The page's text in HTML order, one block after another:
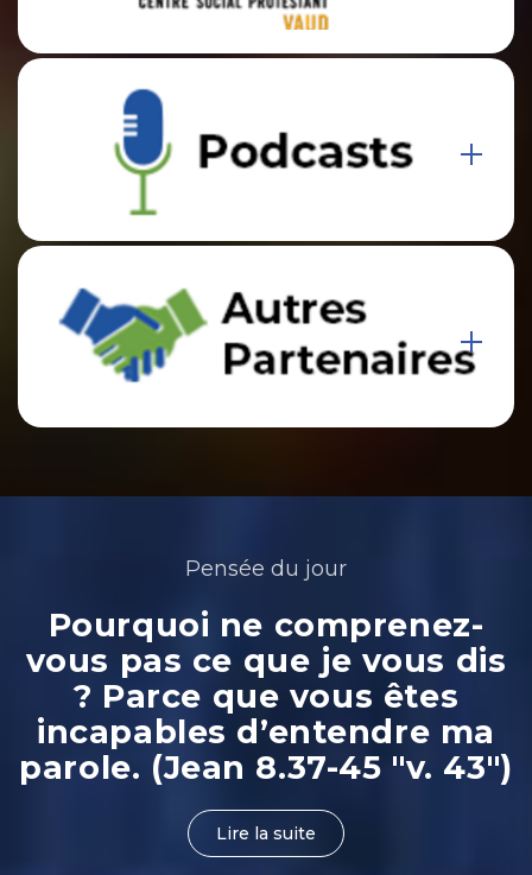
Pensée du jour
Pourquoi ne comprenez-
vous pas ce que je vous dis
? Parce que vous êtes
incapables d’entendre ma
parole. (Jean 8.37-45 "v. 43")
Lire la suite